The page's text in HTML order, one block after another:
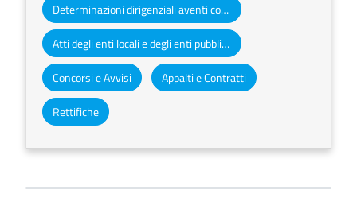
Determinazioni dirigenziali aventi contenuto di interesse generale
Atti degli enti locali e degli enti pubblici e privati
Concorsi e Avvisi Appalti e Contratti
Rettifiche